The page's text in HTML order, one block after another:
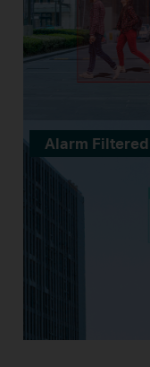
Alarm Filtered